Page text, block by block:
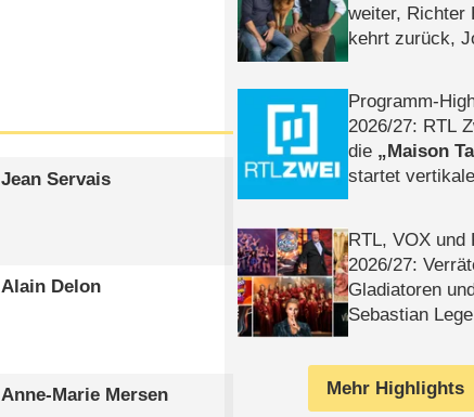
Jean Servais
Alain Delon
Anne-Marie Mersen
weiter, Richter
kehrt zurück,
Programm-
2026/​27: RTL
die
Maison
startet
RTL, VOX und
2026/​27:
Gladiatoren
Sebastian Lege
Mehr Highlights